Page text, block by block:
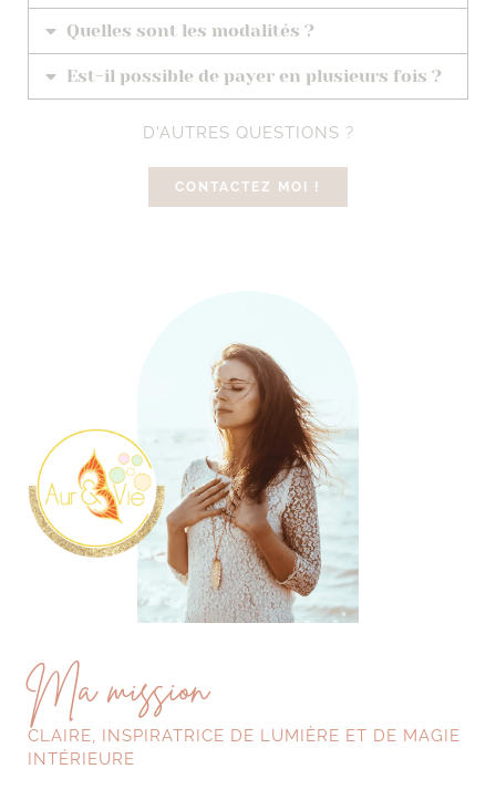
Quelles sont les modalités ?
Est-il possible de payer en plusieurs fois ?
D'AUTRES QUESTIONS ?
CONTACTEZ MOI !
Ma mission
CLAIRE, INSPIRATRICE DE LUMIÈRE ET DE MAGIE
INTÉRIEURE